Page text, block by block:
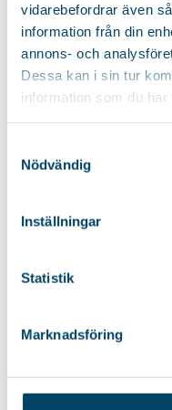
vidarebefordrar även
information från din
annons- och
Dessa kan i sin tur
information som du
Nödvändig
Inställningar
Statistik
Marknadsföring
Reduzierte
Wäscheständer
Stabiler Wäscheständer
Stabiler Wäscheständer
79,85 €